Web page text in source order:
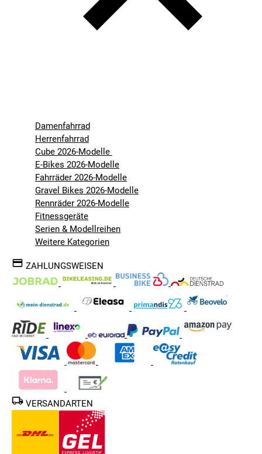
Damenfahrrad
Herrenfahrrad
Cube 2026-Modelle
E-Bikes 2026-Modelle
Fahrräder 2026-Modelle
Gravel Bikes 2026-Modelle
Rennräder 2026-Modelle
Fitnessgeräte
Serien & Modellreihen
Weitere Kategorien
ZAHLUNGSWEISEN
VERSANDARTEN